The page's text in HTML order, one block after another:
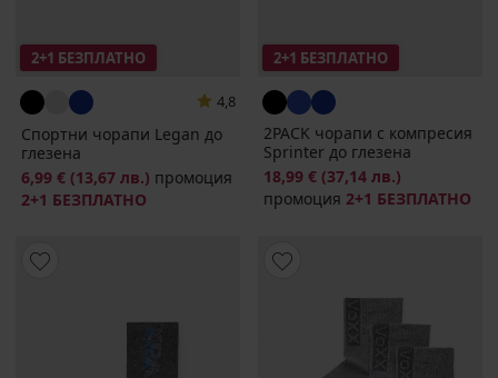
2+1 БЕЗПЛАТНО
4,8
Спортни чорапи Legan до
глезена
6,99 € (13,67 лв.) промоция
2+1 БЕЗПЛАТНО
2+1 БЕЗПЛАТНО
2PACK чорапи с компресия
Sprinter до глезена
18,99 € (37,14 лв.)
промоция 2+1 БЕЗПЛАТНО